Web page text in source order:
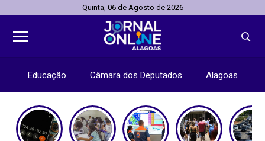
Quinta, 06 de Agosto de 2026
Educação Câmara dos Deputados Alagoas